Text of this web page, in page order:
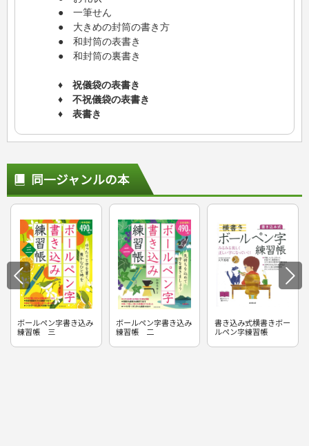
● 一筆せん
● 大きめの封筒の書き方
● 和封筒の表書き
● 和封筒の裏書き
♦ 祝儀袋の表書き
♦ 不祝儀袋の表書き
♦ 表書き
同一ジャンルの本
ボールペン字書き込み
練習帳 三
ボールペン字書き込み
練習帳 二
書き込み式横書きボー
ルペン字練習帳